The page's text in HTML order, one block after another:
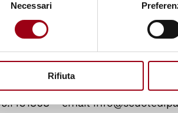
Necessari
Rifiuta
si invitia a compilare il
via Zoomal seguentelink.
l'iscrizione
- email